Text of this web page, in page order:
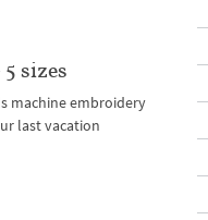
sizes
machine embroidery
last vacation